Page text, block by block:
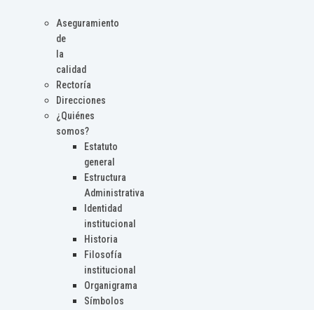
Aseguramiento
de
la
calidad
Rectoría
Direcciones
¿Quiénes
somos?
Estatuto
general
Estructura
Administrativa
Identidad
institucional
Historia
Filosofía
institucional
Organigrama
Símbolos